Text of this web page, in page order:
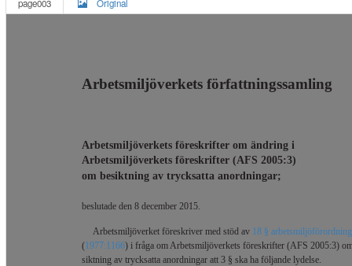
page003 Original
Arbetsmiljöverkets föreskrifter om ändring i
Arbetsmiljöverkets föreskrifter (AFS 2005:3)
om besiktning av trycksatta anordningar;
beslutade den 8 december 2015.
Arbetsmiljöverket föreskriver med stöd av 18 §
(1977:1166) i fråga om Arbetsmiljöverkets föreskrifter (AFS 2005:3)
siktning av trycksatta anordningar att 3 § ska ha följande lydelse.
Arbetsmiljöverkets författningssamling